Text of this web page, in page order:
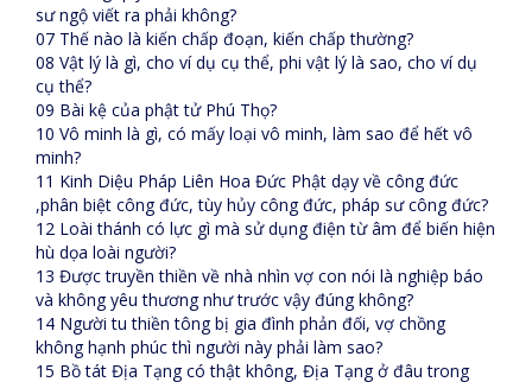
sư ngộ viết ra phải không?
07 Thế nào là kiến chấp đoạn, kiến chấp thường?
08 Vật lý là gì, cho ví dụ cụ thể, phi vật lý là sao, cho ví dụ
cụ thể?
09 Bài kệ của phật tử Phú Thọ?
10 Vô minh là gì, có mấy loại vô minh, làm sao để hết vô
minh?
11 Kinh Diệu Pháp Liên Hoa Đức Phật dạy về công đức
,phân biệt công đức, tùy hủy công đức, pháp sư công đức?
12 Loài thánh có lực gì mà sử dụng điện từ âm để biến hiện
hù dọa loài người?
13 Được truyền thiền về nhà nhìn vợ con nói là nghiệp báo
và không yêu thương như trước vậy đúng không?
14 Người tu thiền tông bị gia đình phản đối, vợ chồng
không hạnh phúc thì người này phải làm sao?
15 Bồ tát Địa Tạng có thật không, Địa Tạng ở đâu trong